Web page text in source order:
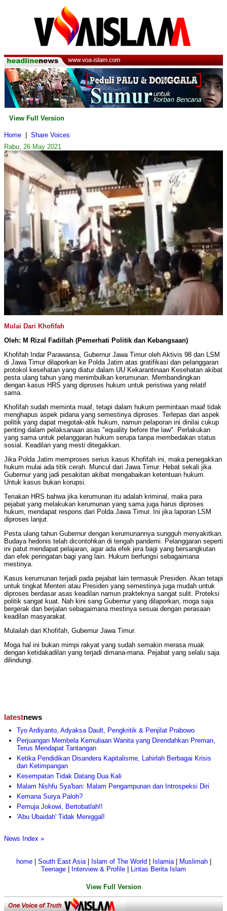
View Full Version
Home
Share Voices
Rabu, 26 May 2021
Mulai Dari Khofifah
Oleh: M Rizal Fadillah (Pemerhati Politik dan Kebangsaan)
Khofifah Indar Parawansa, Gubernur Jawa Timur oleh Aktivis 98 dan LSM
di Jawa Timur dilaporkan ke Polda Jatim atas gratifikasi dan pelanggaran
protokol kesehatan yang diatur dalam UU Kekarantinaan Kesehatan akibat
pesta ulang tahun yang menimbulkan kerumunan. Membandingkan
dengan kasus HRS yang diproses hukum untuk peristiwa yang relatif
sama.
Khofifah sudah meminta maaf, tetapi dalam hukum permintaan maaf tidak
menghapus aspek pidana yang semestinya diproses. Terlepas dari aspek
politik yang dapat megotak-atik hukum, namun pelaporan ini dinilai cukup
penting dalam pelaksanaan asas "equality before the law". Perlakukan
yang sama untuk pelanggaran hukum serupa tanpa membedakan status
sosial. Keadilan yang mesti ditegakkan.
Jika Polda Jatim memproses serius kasus Khofifah ini, maka penegakkan
hukum mulai ada titik cerah. Muncul dari Jawa Timur. Hebat sekali jika
Gubernur yang jadi pesakitan akibat mengabaikan ketentuan hukum.
Untuk kasus bukan korupsi.
Teriakan HRS bahwa jika kerumunan itu adalah kriminal, maka para
pejabat yang melakukan kerumunan yang sama juga harus diproses
hukum, mendapat respons dari Polda Jawa Timur. Ini jika laporan LSM
diproses lanjut.
Pesta ulang tahun Gubernur dengan kerumunannya sungguh menyakitkan.
Budaya hedonis telah dicontohkan di tengah pandemi. Pelanggaran seperti
ini patut mendapat pelajaran, agar ada efek jera bagi yang bersangkutan
dan efek peringatan bagi yang lain. Hukum berfungsi sebagaimana
mestinya.
Kasus kerumunan terjadi pada pejabat lain termasuk Presiden. Akan tetapi
untuk tingkat Menteri atau Presiden yang semestinya juga mudah untuk
diproses berdasar asas keadilan namun prakteknya sangat sulit. Proteksi
politik sangat kuat. Nah kini sang Gubernur yang dilaporkan, moga saja
bergerak dan berjalan sebagaimana mestinya sesuai dengan perasaan
keadilan masyarakat.
Mulailah dari Khofifah, Gubernur Jawa Timur.
Moga hal ini bukan mimpi rakyat yang sudah semakin merasa muak
dengan ketidakadilan yang terjadi dimana-mana. Pejabat yang selalu saja
dilindungi.
latestnews
Tyo Ardiyanto, Adyaksa Dault, Pengkritik & Penjilat Prabowo
Perjuangan Membela Kemuliaan Wanita yang Direndahkan Preman,
Terus Mendapat Tantangan
Ketika Pendidikan Disandera Kapitalisme, Lahirlah Berbagai Krisis
dan Ketimpangan
Kesempatan Tidak Datang Dua Kali
Malam Nishfu Sya'ban: Malam Pengampunan dan Introspeksi Diri
Kemana Surya Paloh?
Pemuja Jokowi, Bertobatlah!!
'Abu Ubaidah' Tidak Meniggal!
News Index »
home| South East Asia| Islam of The World Islamia| Muslimah|
Teenage
Interview & Profile Lintas Berita Islam
View Full Version